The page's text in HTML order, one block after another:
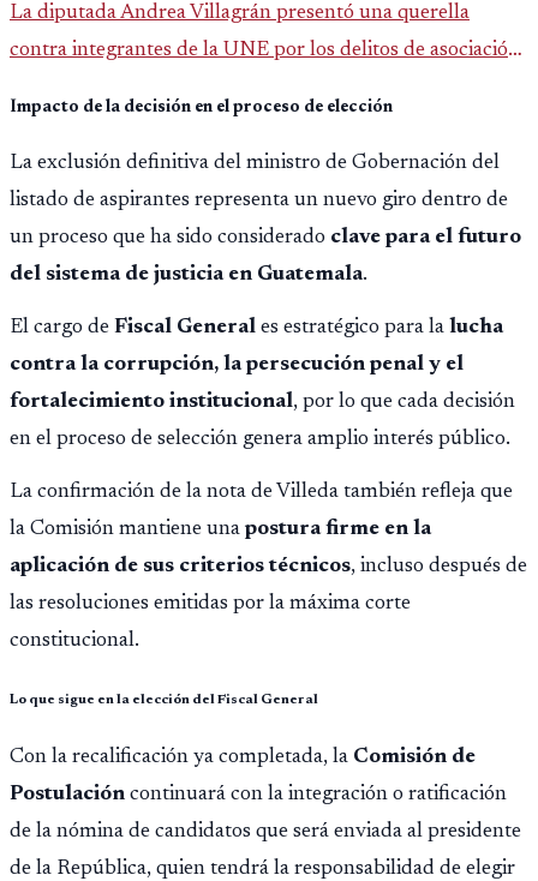
La diputada Andrea Villagrán presentó una querella
contra integrantes de la UNE por los delitos de asociación
Impacto de la decisión en el proceso de elección
La exclusión definitiva del ministro de Gobernación del
listado de aspirantes representa un nuevo giro dentro de
un proceso que ha sido considerado clave para el futuro
del sistema de justicia en Guatemala.
El cargo de Fiscal General es estratégico para la lucha
contra la corrupción, la persecución penal y el
fortalecimiento institucional, por lo que cada decisión
en el proceso de selección genera amplio interés público.
La confirmación de la nota de Villeda también refleja que
la Comisión mantiene una postura firme en la
aplicación de sus criterios técnicos, incluso después de
las resoluciones emitidas por la máxima corte
constitucional.
Lo que sigue en la elección del Fiscal General
Con la recalificación ya completada, la Comisión de
Postulación continuará con la integración o ratificación
de la nómina de candidatos que será enviada al presidente
de la República, quien tendrá la responsabilidad de elegir